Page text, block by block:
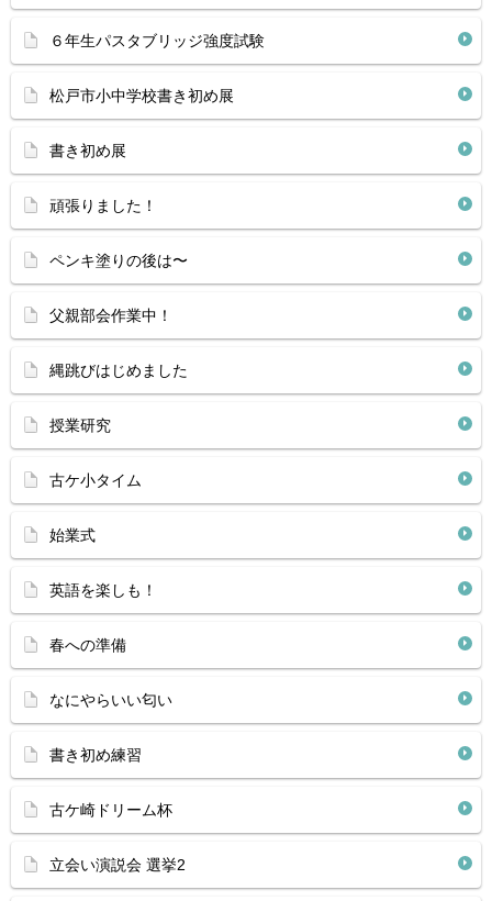
６年生パスタブリッジ強度試験
松戸市小中学校書き初め展
書き初め展
頑張りました！
ペンキ塗りの後は〜
父親部会作業中！
縄跳びはじめました
授業研究
古ケ小タイム
始業式
英語を楽しも！
春への準備
なにやらいい匂い
書き初め練習
古ケ崎ドリーム杯
立会い演説会 選挙2